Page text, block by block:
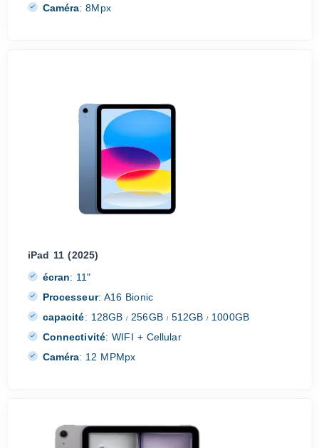
Caméra: 8Mpx
iPad 11 (2025)
écran: 11"
Processeur: A16 Bionic
capacité: 128GB/ 256GB /512GB/ 1000GB
Connectivité: WIFI + Cellular
Caméra: 12 MPMpx